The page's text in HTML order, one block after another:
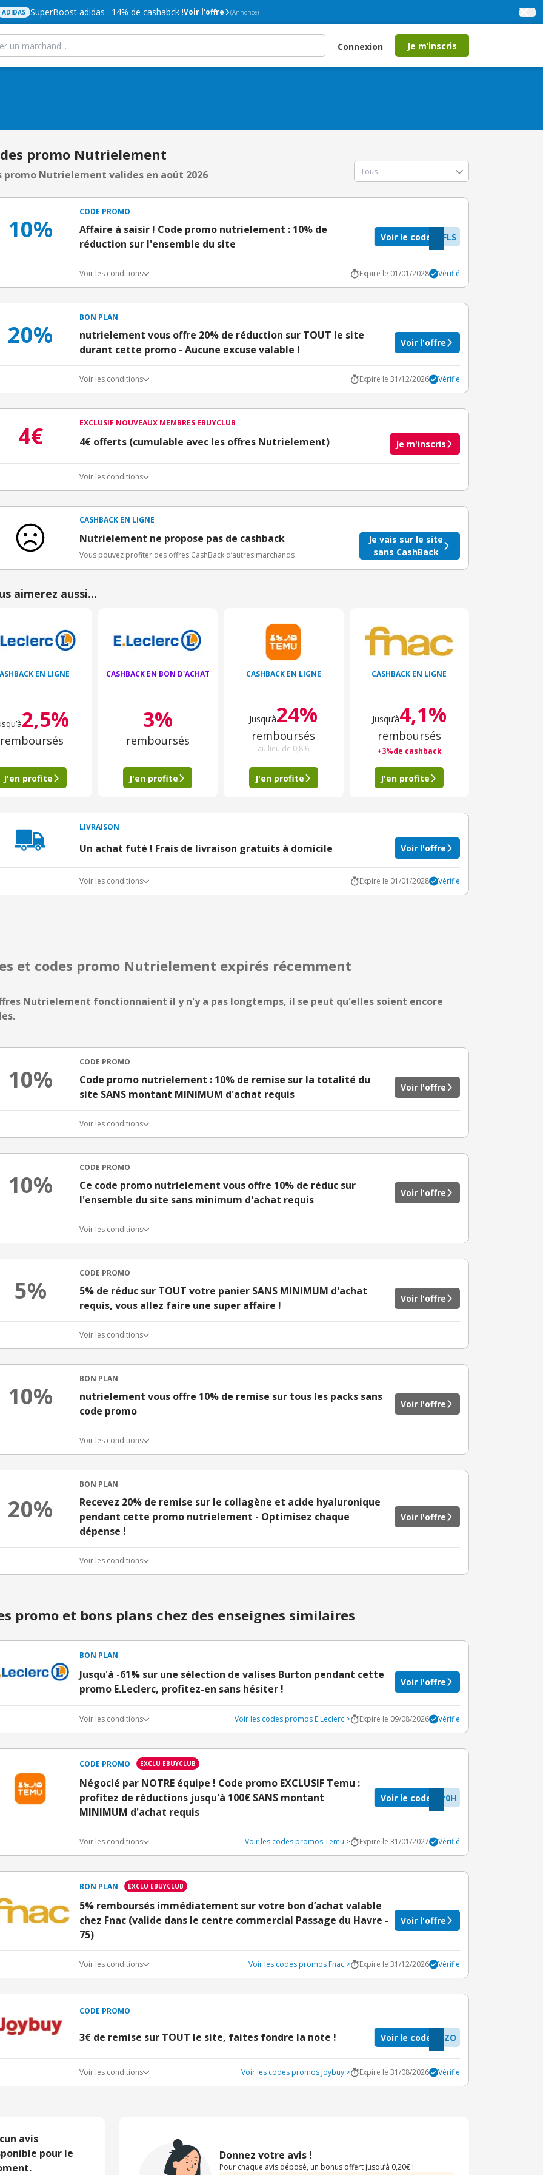
ADIDAS SuperBoost adidas : 14% de cashabck !Voir l'offre (Annonce)
Connexion Je m’inscris
promo Nutrielement
promo Nutrielement valides en août 2026
10%
CODE PROMO
Affaire à saisir ! Code promo nutrielement : 10% de
réduction sur l'ensemble du site
FLS
Voir le code
Voir les conditions Expire le 01/01/2028 Vérifié
20%
BON PLAN
nutrielement vous offre 20% de réduction sur TOUT le site
durant cette promo - Aucune excuse valable !
Voir l'offre
Voir les conditions Expire le 31/12/2026 Vérifié
4€ EXCLUSIF NOUVEAUX MEMBRES EBUYCLUB
4€ offerts (cumulable avec les offres Nutrielement) Je m'inscris
Voir les conditions
3€ de bienvenue crédités immédiatement + 1€ supplémentaire crédité après le téléchargement de l'alerte
Offre réservée à une toute première inscription chez eBuyClub.
CASHBACK EN LIGNE
Nutrielement ne propose pas de cashback
Vous pouvez profiter des offres CashBack d’autres marchands
Je vais sur le site
sans CashBack
aimerez aussi...
EN LIGNE
2,5%
remboursés
J'en profite
CASHBACK EN BON D'ACHAT
3%
remboursés
J'en profite
CASHBACK EN LIGNE
Jusqu’à24%
remboursés
au lieu de 0,8%
J'en profite
CASHBACK EN LIGNE
Jusqu’à4,1%
remboursés
+3%de cashback
J'en profite
LIVRAISON
Un achat futé ! Frais de livraison gratuits à domicile Voir l'offre
Voir les conditions Expire le 01/01/2028 Vérifié
et codes promo Nutrielement expirés récemment
Nutrielement fonctionnaient il y n'y a pas longtemps, il se peut qu'elles soient encore
10%
CODE PROMO
Code promo nutrielement : 10% de remise sur la totalité du
site SANS montant MINIMUM d'achat requis
Voir l'offre
Voir les conditions
10%
CODE PROMO
Ce code promo nutrielement vous offre 10% de réduc sur
l'ensemble du site sans minimum d'achat requis
Voir l'offre
Voir les conditions
5%
CODE PROMO
5% de réduc sur TOUT votre panier SANS MINIMUM d'achat
requis, vous allez faire une super affaire !
Voir l'offre
Voir les conditions
10%
BON PLAN
nutrielement vous offre 10% de remise sur tous les packs sans
code promo
Voir l'offre
Voir les conditions
20%
BON PLAN
Recevez 20% de remise sur le collagène et acide hyaluronique
pendant cette promo nutrielement - Optimisez chaque
dépense !
Voir l'offre
Voir les conditions
promo et bons plans chez des enseignes similaires
BON PLAN
Jusqu'à -61% sur une sélection de valises Burton pendant cette
promo E.Leclerc, profitez-en sans hésiter !
Voir l'offre
Voir les conditions Voir les codes promos E.Leclerc > Expire le 09/08/2026 Vérifié
CODE PROMO EXCLU EBUYCLUB
Négocié par NOTRE équipe ! Code promo EXCLUSIF Temu :
profitez de réductions jusqu'à 100€ SANS montant
MINIMUM d'achat requis
P0H
Voir le code
Voir les conditions Voir les codes promos Temu > Expire le 31/01/2027 Vérifié
BON PLAN EXCLU EBUYCLUB
5% remboursés immédiatement sur votre bon d’achat valable
chez Fnac (valide dans le centre commercial Passage du Havre -
75)
Voir l'offre
Voir les conditions Voir les codes promos Fnac > Expire le 31/12/2026 Vérifié
CODE PROMO
3€ de remise sur TOUT le site, faites fondre la note ! RZO
Voir le code
Voir les conditions Voir les codes promos Joybuy > Expire le 31/08/2026 Vérifié
avis
pour le
Donnez votre avis !
Pour chaque avis déposé, un bonus offert jusqu’à 0,20€ !